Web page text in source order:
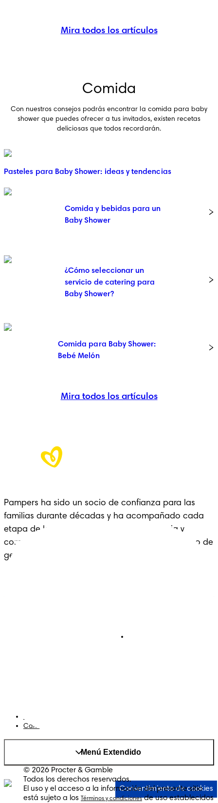
Mira todos los artículos
Comida
Con nuestros consejos podrás encontrar la comida para baby
shower que puedes ofrecer a tus invitados, existen recetas
deliciosas que todos recordarán.
Pasteles para Baby Shower: ideas y tendencias
Comida y bebidas para un
Baby Shower
¿Cómo seleccionar un
servicio de catering para
Baby Shower?
Comida para Baby Shower:
Bebé Melón
Mira todos los artículos
Pampers ha sido un socio de confianza para las
familias durante décadas y ha acompañado cada
etapa de la crianza con cariño, experiencia y
comodidad: un legado que se extiende a lo largo de
generaciones.
Cambiar el país/region
Menú Extendido
© 2026 Procter & Gamble
Todos los derechos reservados.
El uso y el acceso a la información del presente sitio
está sujeto a los
Términos y condicionesde uso establecidos
Consentimiento de cookies